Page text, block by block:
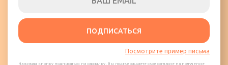
ПОДПИСАТЬСЯ
Посмотрите пример письма
Нажимая кнопку подписаться на рассылку, Вы подтверждаете свое согласие на получение